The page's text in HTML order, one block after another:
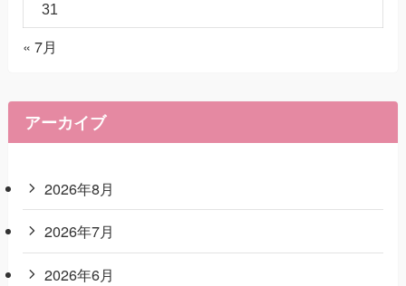
31
« 7月
アーカイブ
2026年8月
2026年7月
2026年6月